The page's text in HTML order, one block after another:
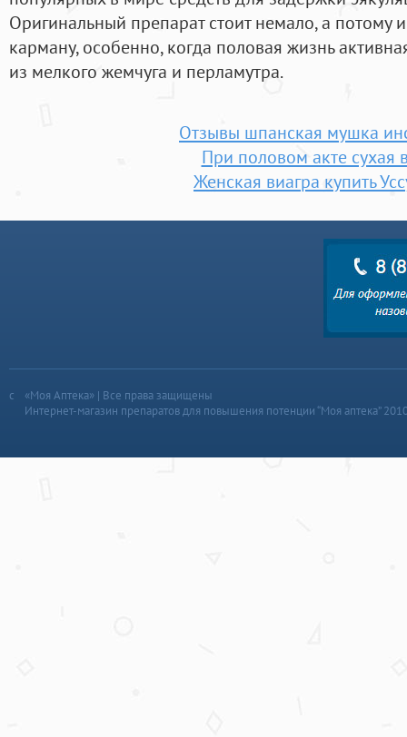
Оригинальный препарат стоит немало, а потому
карману, особенно, когда половая жизнь
из мелкого жемчуга и перламутра.
Отзывы шпанская мушка
При половом акте сухая
Женская виагра купить
«Моя Аптека» | Все права защищены
Интернет-магазин препаратов для повышения потенции “Моя аптека”